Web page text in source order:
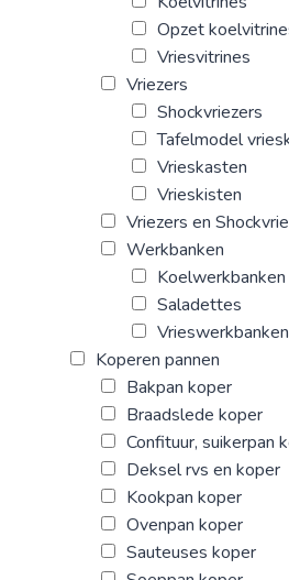
Opzet
Vriesvitrines
Vriezers
Shockvriezers
Tafelmodel
Vrieskasten
Vrieskisten
Vriezers en
Werkbanken
Koelwerkbanken
Saladettes
Vrieswerkbanken
Koperen pannen
Bakpan koper
Braadslede koper
Confituur, suikerpan
Deksel rvs en koper
Kookpan koper
Ovenpan koper
Sauteuses koper